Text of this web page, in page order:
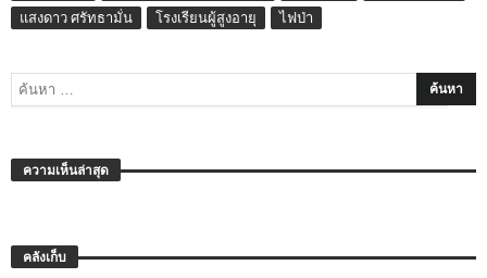
แสงดาว ศรัทธามั่น
โรงเรียนผู้สูงอายุ ไฟป่า
ความเห็นล่าสุด
คลังเก็บ